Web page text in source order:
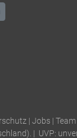
| Jobs | Team
| UVP: